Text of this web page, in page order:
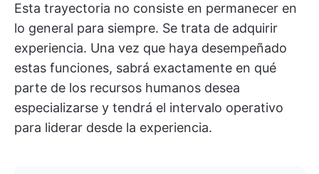
Esta trayectoria no consiste en permanecer en
lo general para siempre. Se trata de adquirir
experiencia. Una vez que haya desempeñado
estas funciones, sabrá exactamente en qué
parte de los recursos humanos desea
especializarse y tendrá el intervalo operativo
para liderar desde la experiencia.